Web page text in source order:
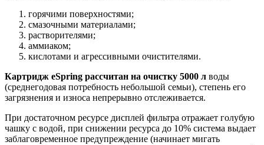
горячими поверхностями;
смазочными материалами;
растворителями;
аммиаком;
кислотами и агрессивными очистителями.
Картридж eSpring рассчитан на очистку 5000 л воды
(среднегодовая потребность небольшой семьи), степень его
загрязнения и износа непрерывно отслеживается.
При достаточном ресурсе дисплей фильтра отражает голубую
чашку с водой, при снижении ресурса до 10% система выдает
заблаговременное предупреждение (начинает мигать